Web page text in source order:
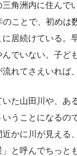
洲内に住んで
ことで、初めは
居続けている。
でいない。子
れてさえいれば
た山田川や、あ
うことになるの
かに川が見える
と呼んでちっ